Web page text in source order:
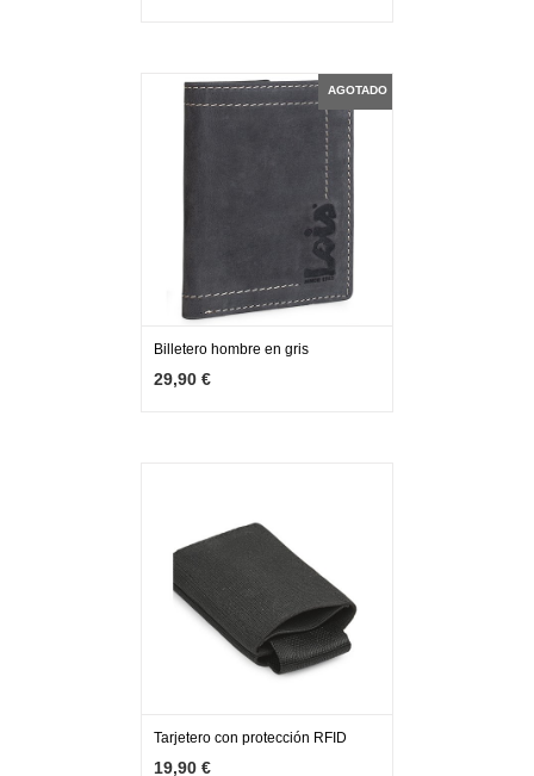
AGOTADO
AGOTADO
Billetero hombre en gris
29,90 €
AÑADIR
Tarjetero con protección RFID
19,90 €